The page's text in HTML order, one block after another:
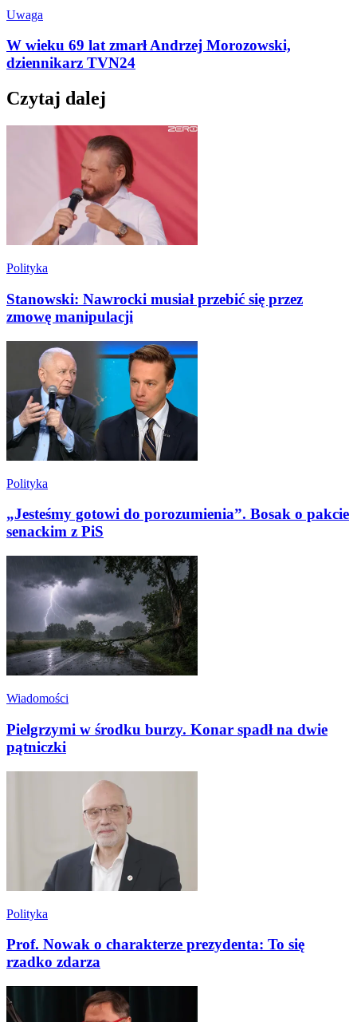
Uwaga
W wieku 69 lat zmarł Andrzej Morozowski,
dziennikarz TVN24
Czytaj dalej
Polityka
Stanowski: Nawrocki musiał przebić się przez
zmowę manipulacji
Polityka
„Jesteśmy gotowi do porozumienia”. Bosak o pakcie
senackim z PiS
Wiadomości
Pielgrzymi w środku burzy. Konar spadł na dwie
pątniczki
Polityka
Prof. Nowak o charakterze prezydenta: To się
rzadko zdarza